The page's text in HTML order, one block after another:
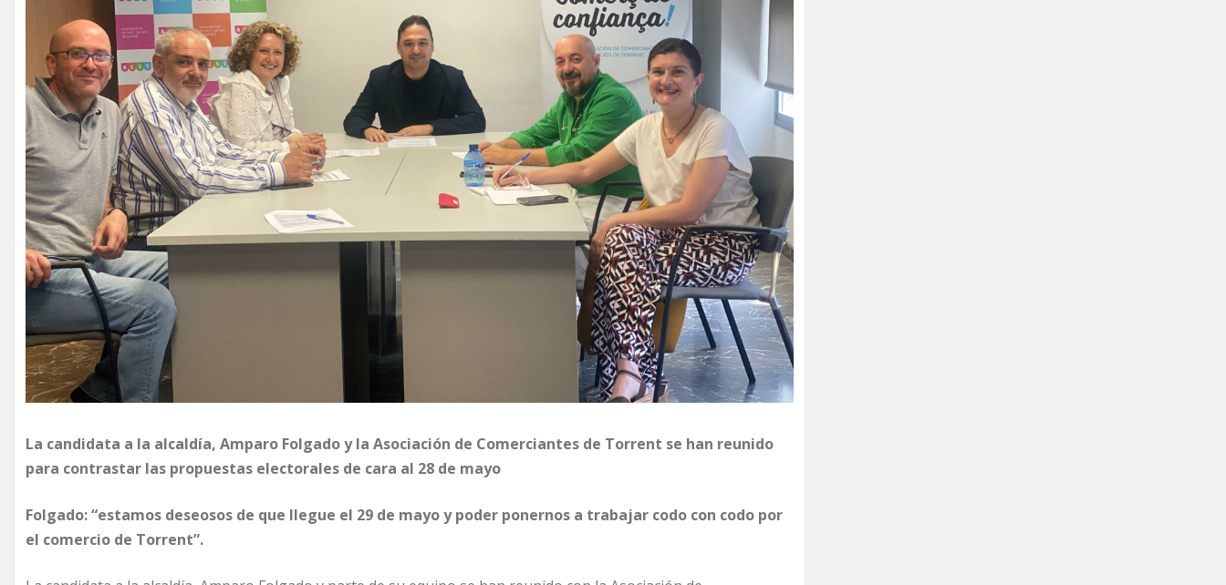
La candidata a la alcaldía, Amparo Folgado y la Asociación de Comerciantes de Torrent se han reunido
para contrastar las propuestas electorales de cara al 28 de mayo
Folgado: “estamos deseosos de que llegue el 29 de mayo y poder ponernos a trabajar codo con codo por
el comercio de Torrent”.